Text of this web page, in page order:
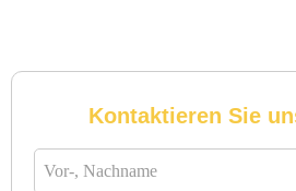
schon, sie müsste aufgebrochen
Kontaktieren Sie